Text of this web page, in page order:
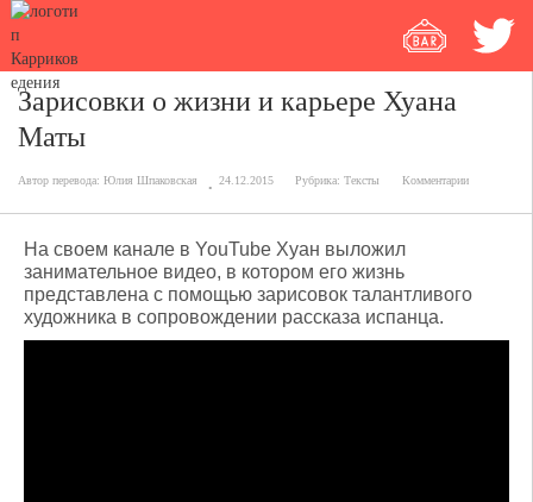
Зарисовки о жизни и карьере Хуана
Маты
Автор перевода: Юлия Шпаковская 24.12.2015 Рубрика: Тексты Комментарии
На своем канале в YouTube Хуан выложил
занимательное видео, в котором его жизнь
представлена с помощью зарисовок талантливого
художника в сопровождении рассказа испанца.